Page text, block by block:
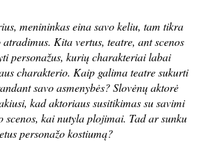
menininkas eina savo keliu, tam tikra
Kita vertus, teatre, ant scenos
personažus, kurių charakteriai labai
charakterio. Kaip galima teatre sukurti
savo asmenybės? Slovėnų aktorė
kad aktoriaus susitikimas su savimi
scenos, kai nutyla plojimai. Tad ar sunku
personažo kostiumą?